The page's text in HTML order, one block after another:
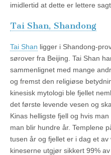
imidlertid at dette er lettere
Tai Shan, Shandong
Tai Shan ligger i Shandong-
sørover fra Beijing. Tai Shan
sammenlignet med mange
og fremst den religiøse
kinesisk mytologi ble fjellet
det første levende vesen og
Kinas helligste fjell og hvis
man blir hundre år. Templene
tusen år og fjellet er i dag et
kineserne utgjør sikkert 99%